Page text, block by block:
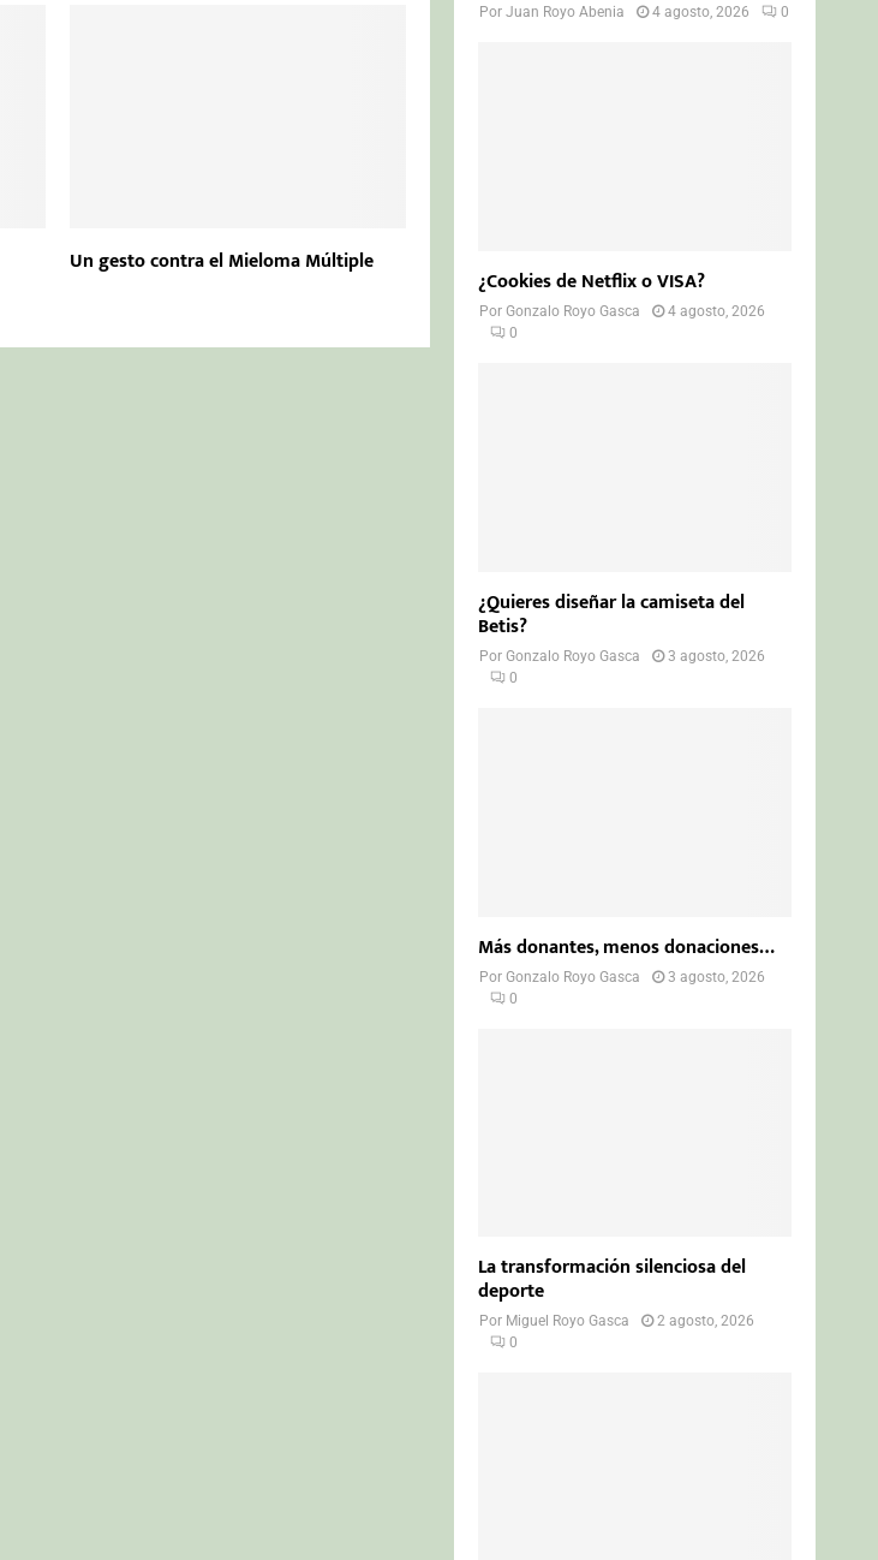
Un gesto contra el Mieloma Múltiple
PorJuan Royo Abenia 4 agosto, 2026 0
¿Cookies de Netflix o VISA?
PorGonzalo Royo Gasca
4 agosto, 2026
0
¿Quieres diseñar la camiseta del
Betis?
PorGonzalo Royo Gasca
3 agosto, 2026
0
Más donantes, menos donaciones…
PorGonzalo Royo Gasca
3 agosto, 2026
0
La transformación silenciosa del
deporte
Por Miguel Royo Gasca
2 agosto, 2026
0